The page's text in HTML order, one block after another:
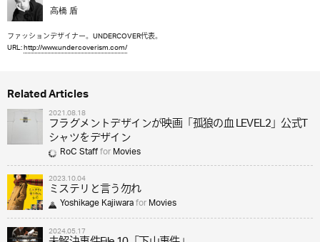
高橋 盾
ファッションデザイナー。UNDERCOVER代表。
URL:http://www.undercoverism.com/
Related Articles
2021.08.18
フラグメントデザインが映画「孤狼の血 LEVEL2」公式T
シャツをデザイン
RoC StaffforMovies
2023.10.04
ミステリと言う勿れ
Yoshikage KajiwaraforMovies
2024.05.17